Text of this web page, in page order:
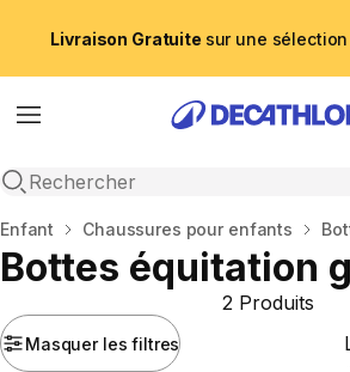
Livraison Gratuite sur une
Menu
Recherche ouverte
Accueil
Enfant Chaussures pour enfants
Bottes équitation
Masquer les filtres
2 Produits